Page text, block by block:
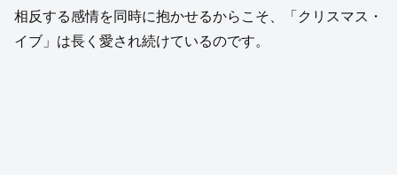
相反する感情を同時に抱かせるからこそ、「クリスマス・
イブ」は長く愛され続けているのです。